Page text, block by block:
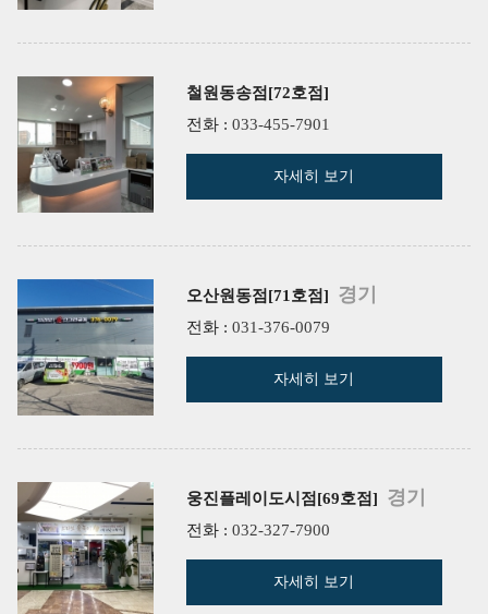
철원동송점[72호점]
전화 : 033-455-7901
자세히 보기
오산원동점[71호점] 경기
전화 : 031-376-0079
자세히 보기
웅진플레이도시점[69호점] 경기
전화 : 032-327-7900
자세히 보기